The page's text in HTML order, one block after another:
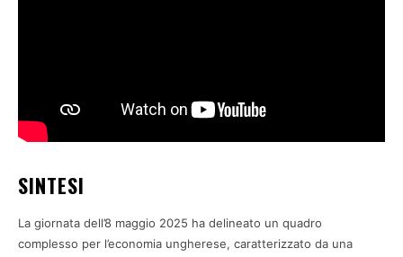
SINTESI
La giornata dell’8 maggio 2025 ha delineato un quadro
complesso per l’economia ungherese, caratterizzato da una